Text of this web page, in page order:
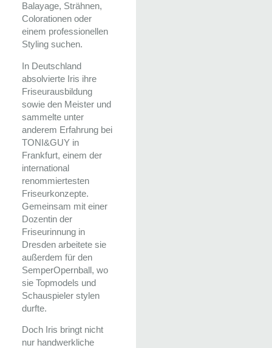
Balayage, Strähnen,
Colorationen oder
einem professionellen
Styling suchen.
In Deutschland
absolvierte Iris ihre
Friseurausbildung
sowie den Meister und
sammelte unter
anderem Erfahrung bei
TONI&GUY in
Frankfurt, einem der
international
renommiertesten
Friseurkonzepte.
Gemeinsam mit einer
Dozentin der
Friseurinnung in
Dresden arbeitete sie
außerdem für den
SemperOpernball, wo
sie Topmodels und
Schauspieler stylen
durfte.
Doch Iris bringt nicht
nur handwerkliche